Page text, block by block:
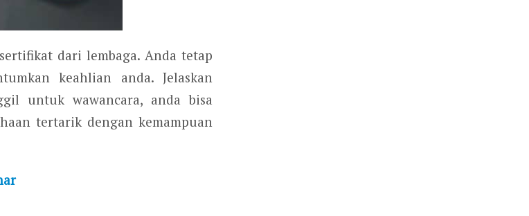
dari lembaga. Anda tetap
keahlian anda. Jelaskan
untuk wawancara, anda bisa
tertarik dengan kemampuan